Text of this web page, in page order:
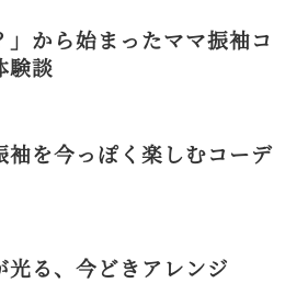
」から始まったママ振袖コ
験談
袖を今っぽく楽しむコーデ
光る、今どきアレンジ